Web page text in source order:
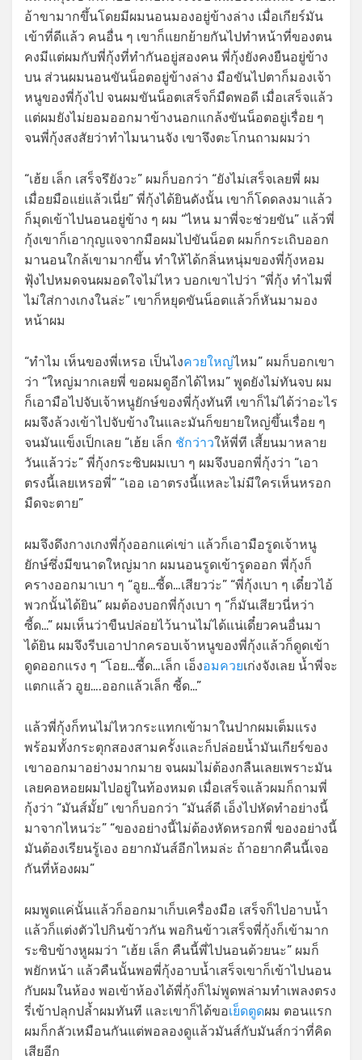
อ้าขามากขึ้นโดยมีผมนอนมองอยู่ข้างล่าง เมื่อเกียร์มัน
เข้าที่ดีแล้ว คนอื่น ๆ เขาก็แยกย้ายกันไปทำหน้าที่ของตน
คงมีแต่ผมกับพี่กุ้งที่ทำกันอยู่สองคน พี่กุ้งยังคงยืนอยู่ข้าง
บน ส่วนผมนอนขันน็อตอยู่ข้างล่าง มือขันไปตาก็มองเจ้า
หนูของพี่กุ้งไป จนผมขันน็อตเสร็จก็มืดพอดี เมื่อเสร็จแล้ว
แต่ผมยังไม่ยอมออกมาข้างนอกแกล้งขันน็อตอยู่เรื่อย ๆ
จนพี่กุ้งสงสัยว่าทำไมนานจัง เขาจึงตะโกนถามผมว่า
“เฮ้ย เล็ก เสร็จรึยังวะ” ผมก็บอกว่า “ยังไม่เสร็จเลยพี่ ผม
เมื่อยมือแย่แล้วเนี่ย” พี่กุ้งได้ยินดังนั้น เขาก็โดดลงมาแล้ว
ก็มุดเข้าไปนอนอยู่ข้าง ๆ ผม “ไหน มาพี่จะช่วยขัน” แล้วพี่
กุ้งเขาก็เอากุญแจจากมือผมไปขันน็อต ผมก็กระเถิบออก
มานอนใกล้เขามากขึ้น ทำให้ได้กลิ่นหนุ่มของพี่กุ้งหอม
ฟุ้งไปหมดจนผมอดใจไม่ไหว บอกเขาไปว่า “พี่กุ้ง ทำไมพี่
ไม่ใส่กางเกงในล่ะ” เขาก็หยุดขันน็อตแล้วก็หันมามอง
หน้าผม
“ทำไม เห็นของพี่เหรอ เป็นไงควยใหญ่ไหม” ผมก็บอกเขา
ว่า “ใหญ่มากเลยพี่ ขอผมดูอีกได้ไหม” พูดยังไม่ทันจบ ผม
ก็เอามือไปจับเจ้าหนูยักษ์ของพี่กุ้งทันที เขาก็ไม่ได้ว่าอะไร
ผมจึงล้วงเข้าไปจับข้างในและมันก็ขยายใหญ่ขึ้นเรื่อย ๆ
จนมันแข็งเป็กเลย “เฮ้ย เล็ก ชักว่าวให้พี่ที เสี้ยนมาหลาย
วันแล้วว่ะ” พี่กุ้งกระซิบผมเบา ๆ ผมจึงบอกพี่กุ้งว่า “เอา
ตรงนี้เลยเหรอพี่” “เออ เอาตรงนี้แหละไม่มีใครเห็นหรอก
มืดจะตาย”
ผมจึงดึงกางเกงพี่กุ้งออกแค่เข่า แล้วก็เอามือรูดเจ้าหนู
ยักษ์ซึ่งมีขนาดใหญ่มาก ผมนอนรูดเข้ารูดออก พี่กุ้งก็
ครางออกมาเบา ๆ “อูย…ซี้ด…เสียวว่ะ” “พี่กุ้งเบา ๆ เดี๋ยวไอ้
พวกนั้นได้ยิน” ผมต้องบอกพี่กุ้งเบา ๆ “ก็มันเสียวนี่หว่า
ซี้ด…” ผมเห็นว่าขืนปล่อยไว้นานไม่ได้แน่เดี๋ยวคนอื่นมา
ได้ยิน ผมจึงรีบเอาปากครอบเจ้าหนูของพี่กุ้งแล้วก็ดูดเข้า
ดูดออกแรง ๆ “โอย…ซี้ด…เล็ก เอ็งอมควยเก่งจังเลย น้ำพี่จะ
แตกแล้ว อูย….ออกแล้วเล็ก ซี้ด…”
แล้วพี่กุ้งก็ทนไม่ไหวกระแทกเข้ามาในปากผมเต็มแรง
พร้อมทั้งกระตุกสองสามครั้งและก็ปล่อยน้ำมันเกียร์ของ
เขาออกมาอย่างมากมาย จนผมไม่ต้องกลืนเลยเพราะมัน
เลยคอหอยผมไปอยู่ในท้องหมด เมื่อเสร็จแล้วผมก็ถามพี่
กุ้งว่า “มันส์มั้ย” เขาก็บอกว่า “มันส์ดี เอ็งไปหัดทำอย่างนี้
มาจากไหนว่ะ” “ของอย่างนี้ไม่ต้องหัดหรอกพี่ ของอย่างนี้
มันต้องเรียนรู้เอง อยากมันส์อีกไหมล่ะ ถ้าอยากคืนนี้เจอ
กันที่ห้องผม”
ผมพูดแค่นั้นแล้วก็ออกมาเก็บเครื่องมือ เสร็จก็ไปอาบน้ำ
แล้วก็แต่งตัวไปกินข้าวกัน พอกินข้าวเสร็จพี่กุ้งก็เข้ามาก
ระซิบข้างหูผมว่า “เฮ้ย เล็ก คืนนี้พี่ไปนอนด้วยนะ” ผมก็
พยักหน้า แล้วคืนนั้นพอพี่กุ้งอาบน้ำเสร็จเขาก็เข้าไปนอน
กับผมในห้อง พอเข้าห้องได้พี่กุ้งก็ไม่พูดพล่ามทำเพลงตรง
รี่เข้าปลุกปล้ำผมทันที และเขาก็ได้ขอเย็ดตูดผม ตอนแรก
ผมก็กลัวเหมือนกันแต่พอลองดูแล้วมันส์กับมันส์กว่าที่คิด
เสียอีก